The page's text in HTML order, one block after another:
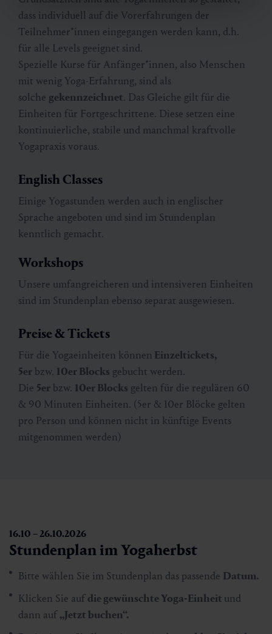
dass individuell auf die Vorerfahrungen der
Teilnehmer*innen eingegangen werden kann, d.h.
für alle Levels geeignet sind.
Spezielle Kurse für Anfänger*innen, also Menschen
mit wenig Yoga-Erfahrung, sind als
solche gekennzeichnet. Das Gleiche gilt für die
Einheiten für Fortgeschrittene. Diese setzen eine
kontinuierliche, stabile und manchmal kraftvolle
Yogapraxis voraus.
English Classes
Einige Yogastunden werden auch in englischer
Sprache angeboten und sind im Stundenplan
kenntlich gemacht.
Workshops
Unsere umfangreicheren und intensiveren Einheiten
sind im Stundenplan ebenso separat ausgewiesen.
Preise & Tickets
Für die Yogaeinheiten können Einzeltickets,
5er bzw. 10er Blocks gebucht werden.
Die 5er bzw. 10er Blocks gelten für die regulären 60
& 90 Minuten Einheiten. (5er & 10er Blöcke gelten
pro Person und können nicht in künftige Events
mitgenommen werden)
16.10 – 26.10.2026
Stundenplan im Yogaherbst
Bitte wählen Sie im Stundenplan das passende Datum.
Klicken Sie aufdie gewünschte Yoga-Einheitund
dann auf„Jetzt buchen“.